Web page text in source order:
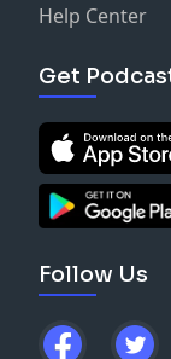
Help Center
Get
Follow Us